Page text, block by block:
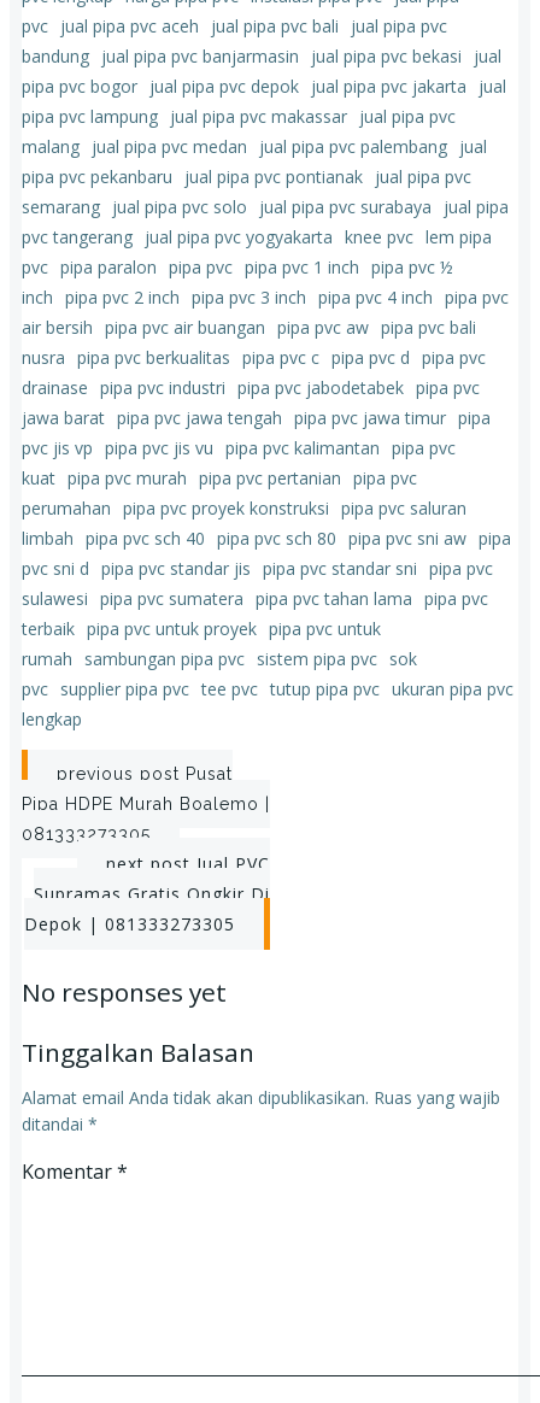
pvc jual pipa pvc aceh jual pipa pvc bali
jual pipa pvc
bandung jual pipa pvc banjarmasin jual pipa pvc bekasi
jual
pipa pvc bogor jual pipa pvc depok jual pipa pvc jakarta
jual
pipa pvc lampung jual pipa pvc makassar jual pipa pvc
malang jual pipa pvc medan jual pipa pvc palembang jual
pipa pvc pekanbaru
jual pipa pvc pontianak jual pipa pvc
semarang jual pipa pvc solo jual pipa pvc surabaya
jual pipa
pvc tangerang jual pipa pvc yogyakarta knee pvc lem pipa
pvc pipa paralon pipa pvc pipa pvc 1 inch pipa pvc ½
inch pipa pvc 2 inch pipa pvc 3 inch pipa pvc 4 inch pipa pvc
air bersih pipa pvc air buangan pipa pvc aw pipa pvc bali
nusra pipa pvc berkualitas pipa pvc c pipa pvc d pipa pvc
drainase pipa pvc industri pipa pvc jabodetabek pipa pvc
jawa barat pipa pvc jawa tengah pipa pvc jawa timur pipa
pvc jis vp pipa pvc jis vu pipa pvc kalimantan pipa pvc
kuat pipa pvc murah pipa pvc pertanian pipa pvc
perumahan pipa pvc proyek konstruksi pipa pvc saluran
limbah pipa pvc sch 40 pipa pvc sch 80 pipa pvc sni aw pipa
pvc sni d pipa pvc standar jis pipa pvc standar sni pipa pvc
sulawesi pipa pvc sumatera pipa pvc tahan lama pipa pvc
terbaik pipa pvc untuk proyek pipa pvc untuk
rumah
sambungan pipa pvc sistem pipa pvc sok
pvc supplier pipa pvc tee pvc tutup pipa pvc ukuran pipa pvc
lengkap
Post
navigation
previous post Pusat
Pipa HDPE Murah Boalemo |
081333273305
Post
navigation
next post Jual PVC
Supramas Gratis Ongkir Di
Depok | 081333273305
No responses yet
Tinggalkan Balasan
Alamat email Anda tidak akan dipublikasikan. Ruas yang wajib
ditandai *
Komentar*